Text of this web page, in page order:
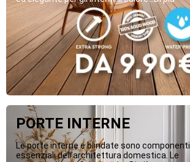
PORTE INTERNE
Le porte interne e blindate sono componenti
essenziali dell’architettura domestica. Le